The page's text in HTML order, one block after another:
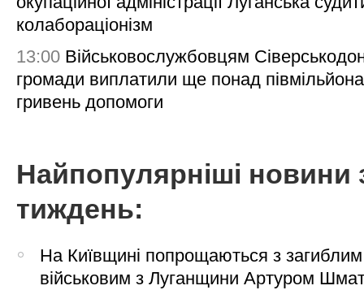
колабораціонізм
13:00 Військовослужбовцям
громади виплатили ще понад півмільйона
гривень допомоги
Найпопулярніші новини
тиждень:
На Київщині попрощаються з загиблим
військовим з Луганщини Артуром